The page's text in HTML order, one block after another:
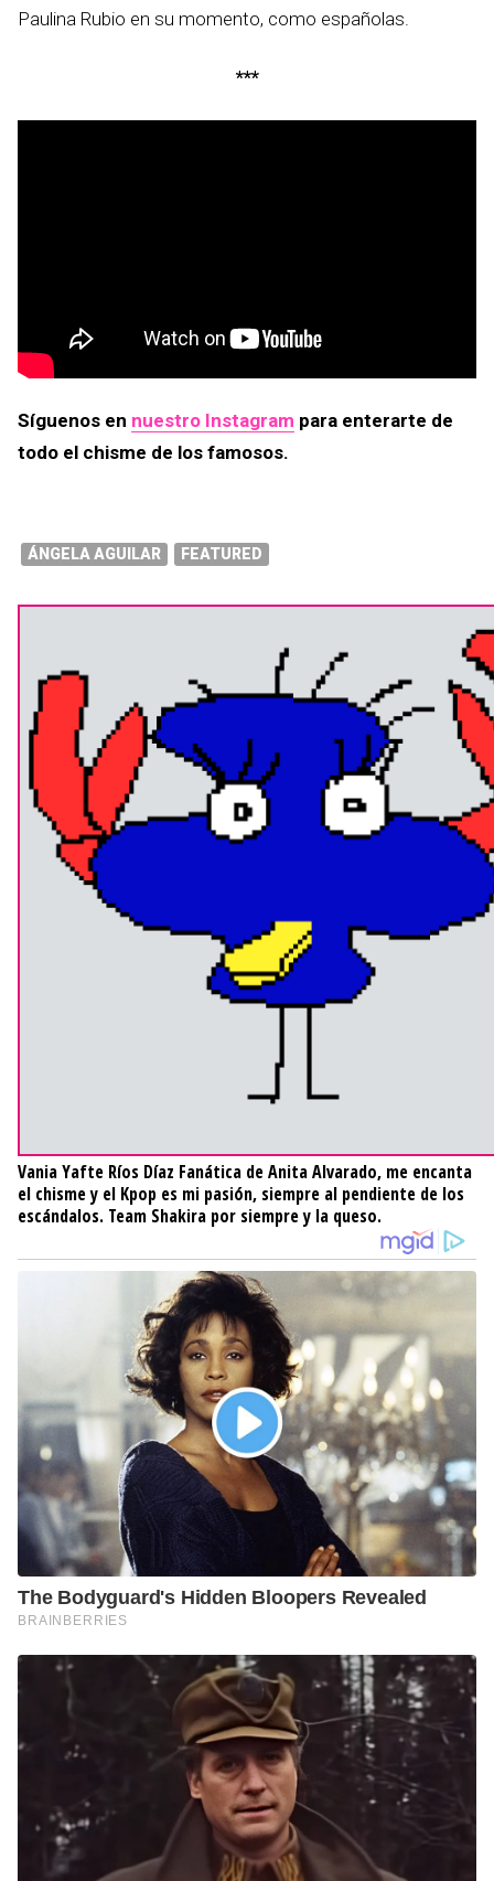
Paulina Rubio en su momento, como españolas.
***
Síguenos en nuestro Instagram para enterarte de
todo el chisme de los famosos.
ÁNGELA AGUILAR FEATURED
Vania Yafte Ríos Díaz Fanática de Anita Alvarado, me encanta
el chisme y el Kpop es mi pasión, siempre al pendiente de los
escándalos. Team Shakira por siempre y la queso.